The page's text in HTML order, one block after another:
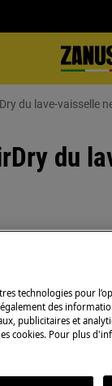
du lave-vaisselle
du
technologies pour
des
publicitaires et
cookies. Pour plus